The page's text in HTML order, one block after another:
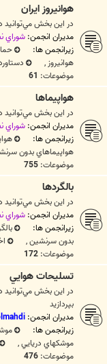
هوانيروز ايران
در اين بخش مي‌توانيد
مدیران انجمن: شوراي
زیرانجمن ها:
هوانيروز ,
موضوعات: 61
هواپيماها
در اين بخش مي‌توانيد
مدیران انجمن: شوراي
زیرانجمن ها:
هواپيماهاي بدون
موضوعات: 755
بالگردها
در اين بخش مي‌توانيد
مدیران انجمن: شوراي
زیرانجمن ها:
بدون سرنشين,
موضوعات: 172
تسليحات هوايي
در اين بخش مي‌توانيد
بپردازيد
مدیران انجمن:
زیرانجمن ها:
موشکهاي دريايي,
موضوعات: 476